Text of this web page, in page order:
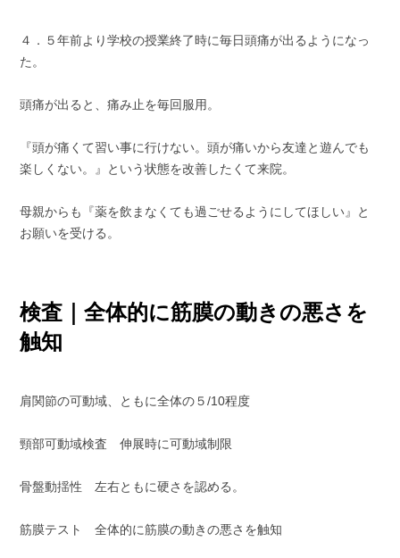
４．５年前より学校の授業終了時に毎日頭痛が出るようになっ
た。
頭痛が出ると、痛み止を毎回服用。
『頭が痛くて習い事に行けない。頭が痛いから友達と遊んでも
楽しくない。』という状態を改善したくて来院。
母親からも『薬を飲まなくても過ごせるようにしてほしい』と
お願いを受ける。
検査｜全体的に筋膜の動きの悪さを
触知
肩関節の可動域、ともに全体の５/10程度
頸部可動域検査 伸展時に可動域制限
骨盤動揺性 左右ともに硬さを認める。
筋膜テスト 全体的に筋膜の動きの悪さを触知